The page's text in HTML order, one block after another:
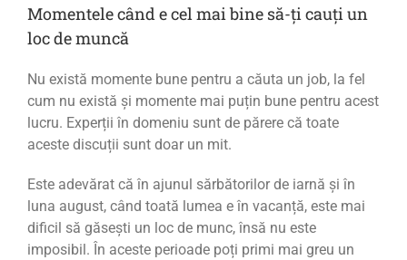
Momentele când e cel mai bine să-ți cauți un
loc de muncă
Nu există momente bune pentru a căuta un job, la fel
cum nu există și momente mai puțin bune pentru acest
lucru. Experții în domeniu sunt de părere că toate
aceste discuții sunt doar un mit.
Este adevărat că în ajunul sărbătorilor de iarnă și în
luna august, când toată lumea e în vacanță, este mai
dificil să găsești un loc de munc, însă nu este
imposibil. În aceste perioade poți primi mai greu un